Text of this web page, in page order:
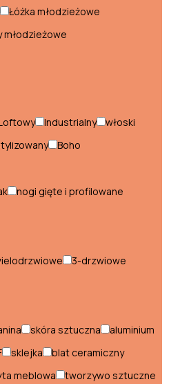
Łóżka młodzieżowe
młodzieżowe
Industrialny
włoski
Boho
nogi gięte i profilowane
3-drzwiowe
skóra sztuczna
aluminium
sklejka
blat ceramiczny
meblowa
tworzywo sztuczne